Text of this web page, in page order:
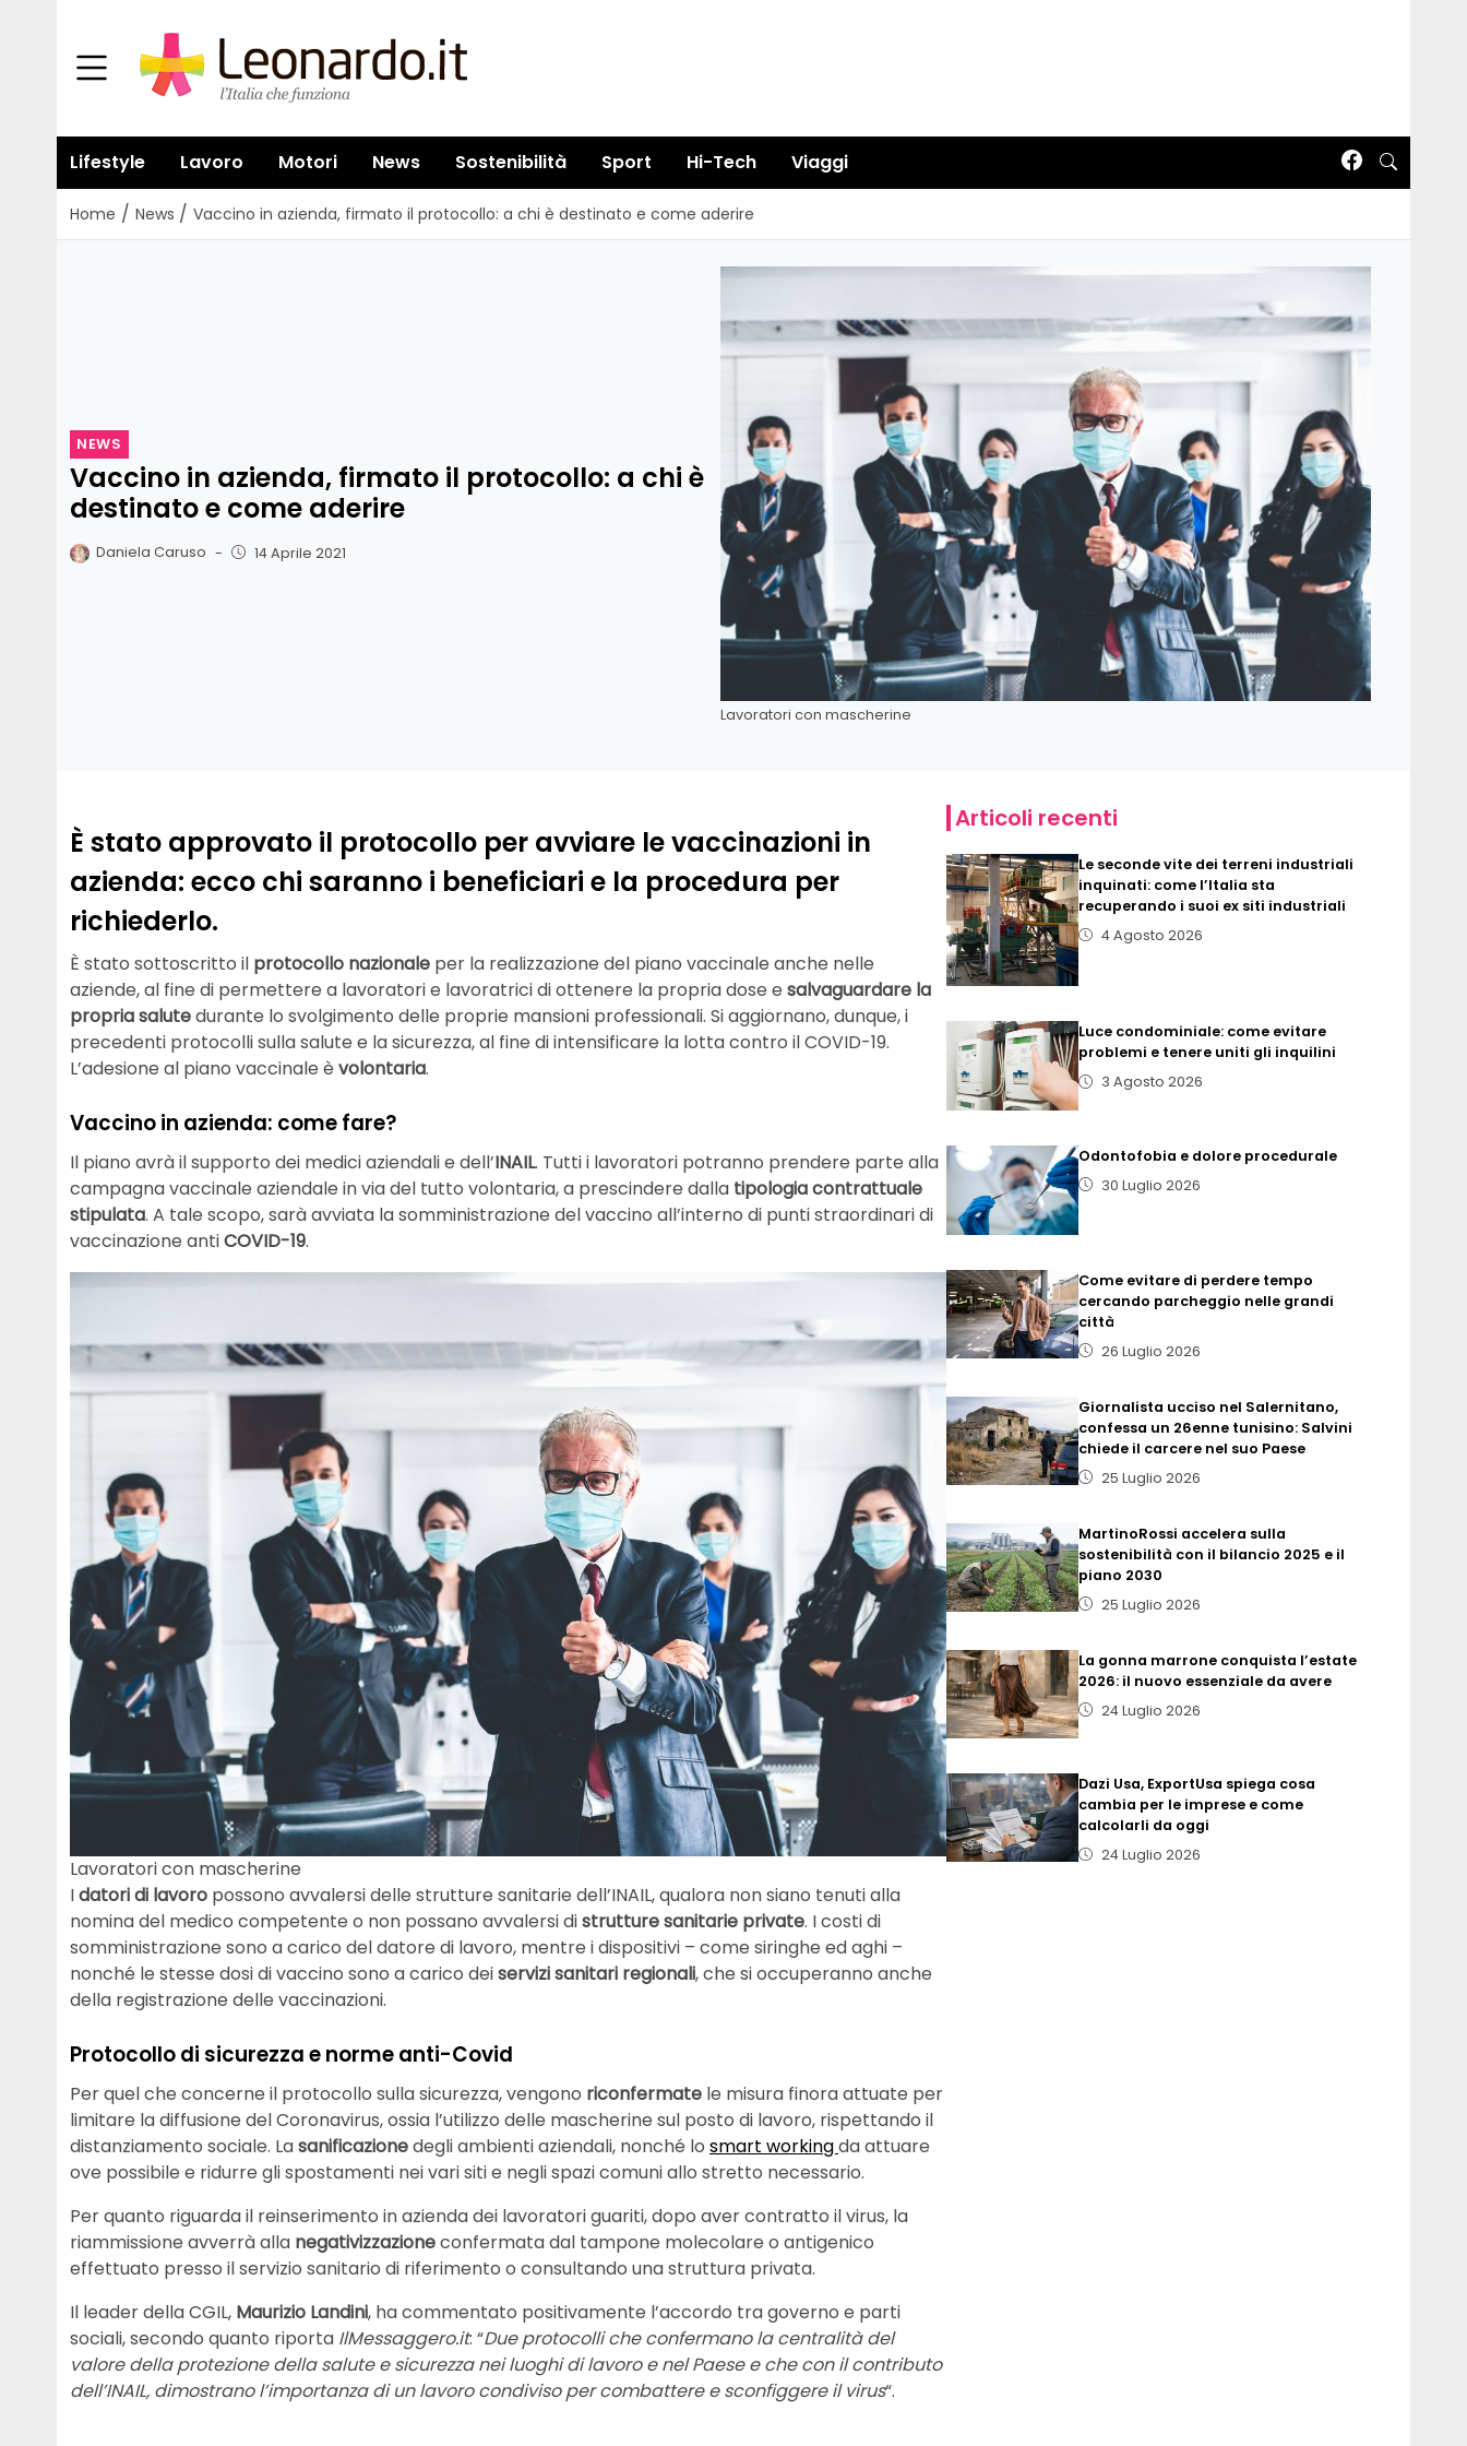
Lifestyle Lavoro Motori News Sostenibilità Sport Hi-Tech Viaggi
Home / News / Vaccino in azienda, firmato il protocollo: a chi è destinato e come aderire
NEWS
Vaccino in azienda, firmato il protocollo: a chi è
destinato e come aderire
Daniela Caruso - 14 Aprile 2021
Lavoratori con mascherine
È stato approvato il protocollo per avviare le vaccinazioni in
azienda: ecco chi saranno i beneficiari e la procedura per
richiederlo.
È stato sottoscritto il protocollo nazionale per la realizzazione del piano vaccinale anche nelle
aziende, al fine di permettere a lavoratori e lavoratrici di ottenere la propria dose e salvaguardare la
propria salutedurante lo svolgimento delle proprie mansioni professionali. Si aggiornano, dunque, i
precedenti protocolli sulla salute e la sicurezza, al fine di intensificare la lotta contro il COVID-19.
L’adesione al piano vaccinale è volontaria.
Vaccino in azienda: come fare?
Il piano avrà il supporto dei medici aziendali e dell’INAIL. Tutti i lavoratori potranno prendere parte alla
campagna vaccinale aziendale in via del tutto volontaria, a prescindere dalla tipologia contrattuale
stipulata. A tale scopo, sarà avviata la somministrazione del vaccino all’interno di punti straordinari di
vaccinazione antiCOVID-19.
Lavoratori con mascherine
Idatori di lavoro possono avvalersi delle strutture sanitarie dell’INAIL, qualora non siano tenuti alla
nomina del medico competente o non possano avvalersi distrutture sanitarie private. I costi di
somministrazione sono a carico del datore di lavoro, mentre i dispositivi – come siringhe ed aghi –
nonché le stesse dosi di vaccino sono a carico deiservizi sanitari regionali, che si occuperanno anche
della registrazione delle vaccinazioni.
Protocollo di sicurezza e norme anti-Covid
Per quel che concerne il protocollo sulla sicurezza, vengono riconfermate le misura finora attuate per
limitare la diffusione del Coronavirus, ossia l’utilizzo delle mascherine sul posto di lavoro, rispettando il
distanziamento sociale. Lasanificazionedegli ambienti aziendali, nonché lo smart workingda attuare
ove possibile e ridurre gli spostamenti nei vari siti e negli spazi comuni allo stretto necessario.
Per quanto riguarda il reinserimento in azienda dei lavoratori guariti, dopo aver contratto il virus, la
riammissione avverrà alla negativizzazioneconfermata dal tampone molecolare o antigenico
effettuato presso il servizio sanitario di riferimento o consultando una struttura privata.
Il leader della CGIL, Maurizio Landini, ha commentato positivamente l’accordo tra governo e parti
sociali, secondo quanto riporta IlMessaggero.it: “Due protocolli che confermano la centralità del
valore della protezione della salute e sicurezza nei luoghi di lavoro e nel Paese e che con il contributo
dell’INAIL, dimostrano l’importanza di un lavoro condiviso per combattere e sconfiggere il virus“.
Articoli recenti
Le seconde vite dei terreni industriali
inquinati: come l’Italia sta
recuperando i suoi ex siti industriali
4 Agosto 2026
Luce condominiale: come evitare
problemi e tenere uniti gli inquilini
3 Agosto 2026
Odontofobia e dolore procedurale
30 Luglio 2026
Come evitare di perdere tempo
cercando parcheggio nelle grandi
città
26 Luglio 2026
Giornalista ucciso nel Salernitano,
confessa un 26enne tunisino: Salvini
chiede il carcere nel suo Paese
25 Luglio 2026
MartinoRossi accelera sulla
sostenibilità con il bilancio 2025 e il
piano 2030
25 Luglio 2026
La gonna marrone conquista l’estate
2026: il nuovo essenziale da avere
24 Luglio 2026
Dazi Usa, ExportUsa spiega cosa
cambia per le imprese e come
calcolarli da oggi
24 Luglio 2026